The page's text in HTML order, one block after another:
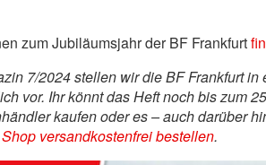
zum Jubiläumsjahr der BF Frankfurt
7/2024 stellen wir die BF Frankfurt in
vor. Ihr könnt das Heft noch bis zum
kaufen oder es – auch darüber
versandkostenfrei bestellen.